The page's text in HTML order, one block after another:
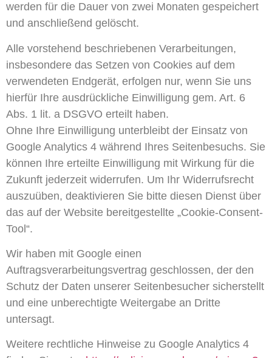
werden für die Dauer von zwei Monaten gespeichert
und anschließend gelöscht.
Alle vorstehend beschriebenen Verarbeitungen,
insbesondere das Setzen von Cookies auf dem
verwendeten Endgerät, erfolgen nur, wenn Sie uns
hierfür Ihre ausdrückliche Einwilligung gem. Art. 6
Abs. 1 lit. a DSGVO erteilt haben.
Ohne Ihre Einwilligung unterbleibt der Einsatz von
Google Analytics 4 während Ihres Seitenbesuchs. Sie
können Ihre erteilte Einwilligung mit Wirkung für die
Zukunft jederzeit widerrufen. Um Ihr Widerrufsrecht
auszuüben, deaktivieren Sie bitte diesen Dienst über
das auf der Website bereitgestellte „Cookie-Consent-
Tool“.
Wir haben mit Google einen
Auftragsverarbeitungsvertrag geschlossen, der den
Schutz der Daten unserer Seitenbesucher sicherstellt
und eine unberechtigte Weitergabe an Dritte
untersagt.
Weitere rechtliche Hinweise zu Google Analytics 4